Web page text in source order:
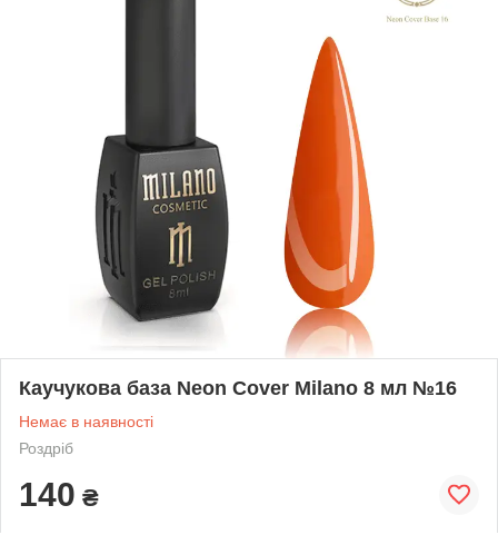
Каучукова база Neon Cover Milano 8 мл №16
Немає в наявності
Роздріб
140 ₴